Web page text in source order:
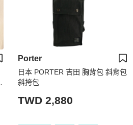
Porter
日本 PORTER 吉田 胸背包 斜背包
斜挎包
TWD 2,880